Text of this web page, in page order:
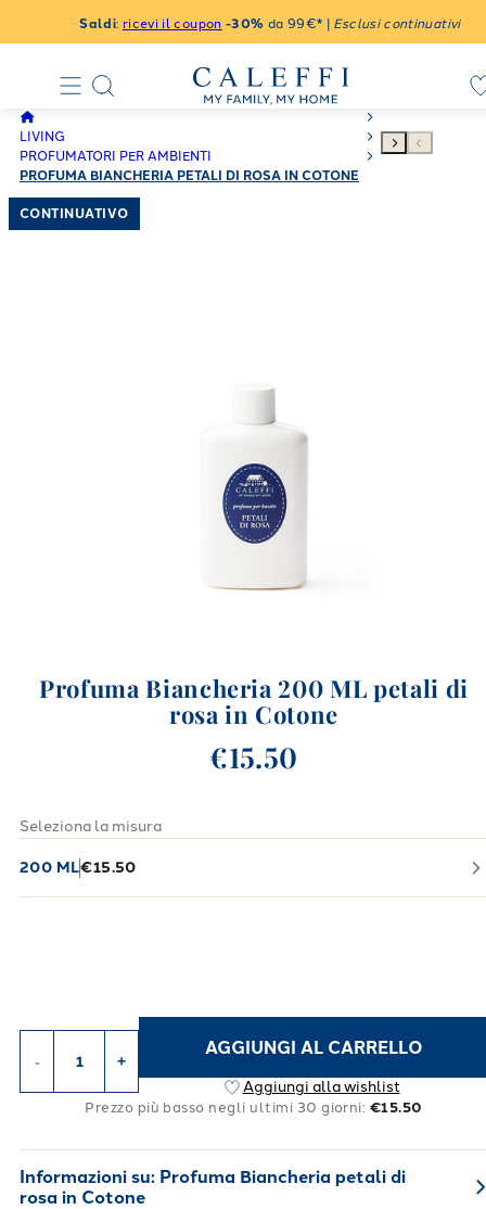
Saldi: ricevi il coupon -30% da 99€* | Esclusi continuativi
LIVING
PROFUMATORI PER AMBIENTI
PROFUMA BIANCHERIA PETALI DI ROSA IN COTONE
CONTINUATIVO
Profuma Biancheria 200 ML petali di
rosa in Cotone
€15.50
Seleziona la misura
200 ML€15.50
- +
AGGIUNGI AL CARRELLO
Aggiungi alla wishlist
Prezzo più basso negli ultimi 30 giorni: €15.50
Informazioni su: Profuma Biancheria petali di
rosa in Cotone